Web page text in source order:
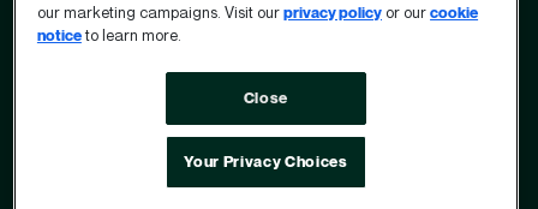
COPYRIGHT 2026
our marketing campaigns. Visit our privacy policy or ourcookie
noticeto learn more.
Close
Your Privacy Choices